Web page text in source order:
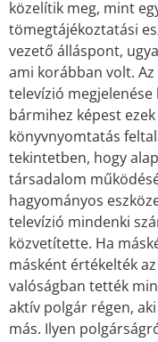
közelítik meg, mint
tömegtájékoztatási
vezető álláspont,
ami korábban volt.
televízió
bármihez képest
könyvnyomtatás
tekintetben, hogy
társadalom
hagyományos
televízió mindenki
közvetítette. Ha
másként értékelték
valóságban tették
aktív polgár régen,
más. Ilyen